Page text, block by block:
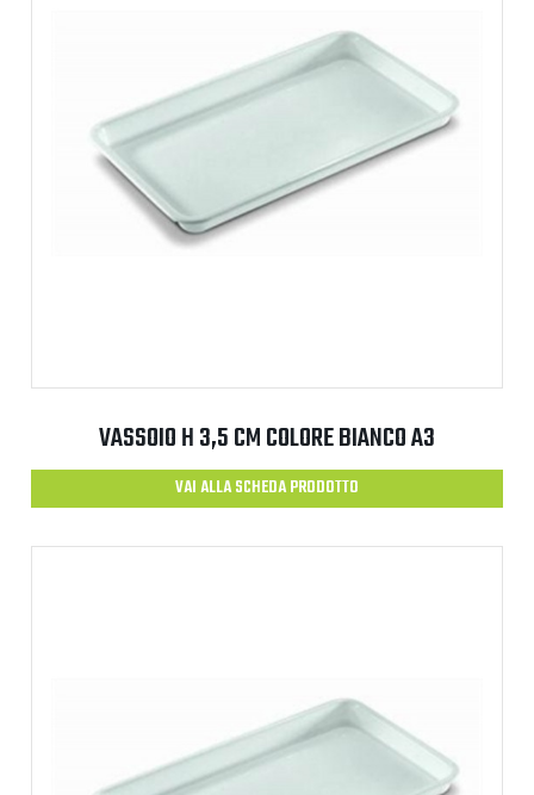
VASSOIO H 3,5 CM COLORE BIANCO A3
VAI ALLA SCHEDA PRODOTTO